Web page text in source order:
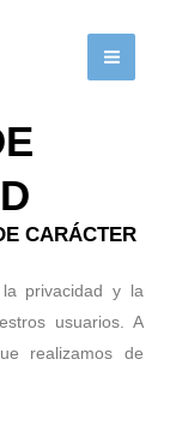
CARÁCTER
privacidad y la
usuarios. A
realizamos de